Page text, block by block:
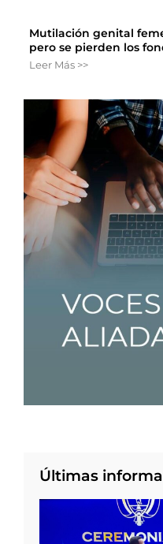
Mutilación genital
pero se pierden los
Leer Más >>
Últimas